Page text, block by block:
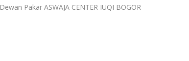
Dewan Pakar ASWAJA CENTER IUQI BOGOR